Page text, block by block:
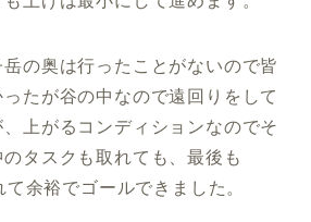
の奥は行ったことがないので皆
たが谷の中なので遠回りをして
上がるコンディションなのでそ
タスクも取れても、最後も
余裕でゴールできました。